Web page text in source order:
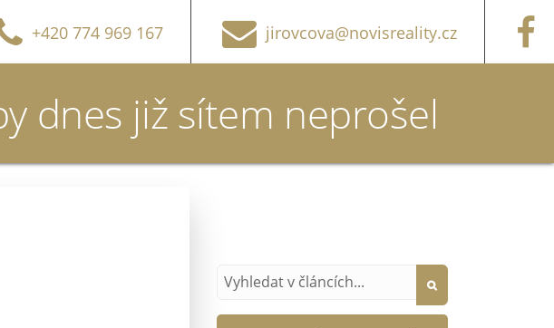
+420 774 969 167 jirovcova@novisreality.cz
dnes již sítem neprošel